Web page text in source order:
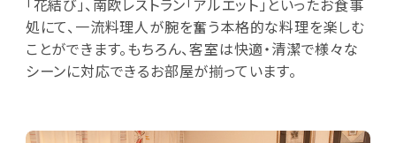
「花結び」、南欧レストラン「アルエット」といったお食事
処にて、一流料理人が腕を奮う本格的な料理を楽しむ
ことができます。もちろん、客室は快適・清潔で様々な
シーンに対応できるお部屋が揃っています。